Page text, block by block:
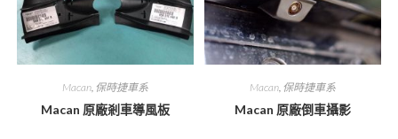
Macan, 保時捷車系
Macan 原廠剎車導風板
Macan 保時捷車系
Macan 原廠倒車攝影